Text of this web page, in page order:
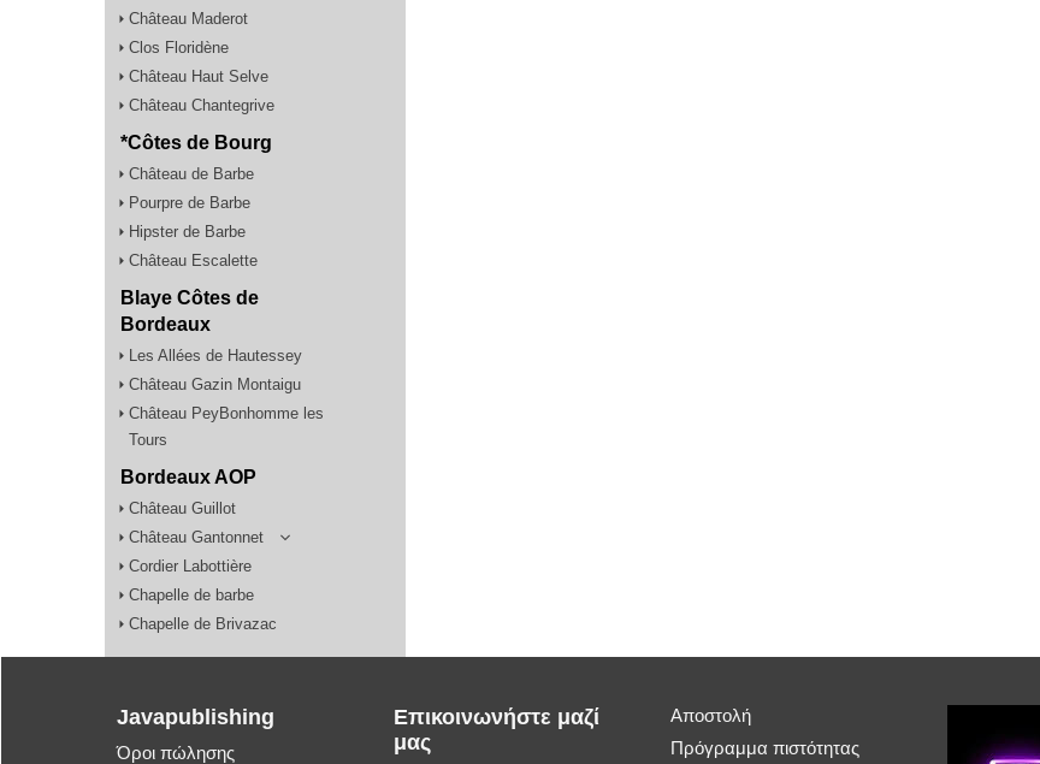
Château Maderot
Clos Floridène
Château Haut Selve
Château Chantegrive
*Côtes de Bourg
Château de Barbe
Pourpre de Barbe
Hipster de Barbe
Château Escalette
Blaye Côtes de
Bordeaux
Les Allées de Hautessey
Château Gazin Montaigu
Château PeyBonhomme les
Tours
Bordeaux AOP
Château Guillot
Château Gantonnet
Cordier Labottière
Chapelle de barbe
Chapelle de Brivazac
Javapublishing
Όροι πώλησης
Επικοινωνήστε μαζί
μας
Αποστολή
Πρόγραμμα πιστότητας